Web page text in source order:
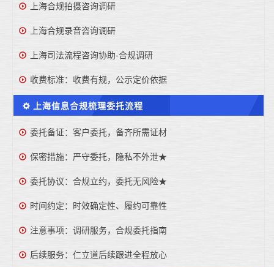
上海合规拍摄咨询调研
上海合规录音咨询调研
上海司法流程咨询协助-合规调研
收费标准：收费有规，公示定价依据
上海信息合规梳理委托流程
委托备证：客户委托，备齐所需证材
保密措施：严守委托，隐私不外泄★
委托协议：合规立约，委托无风险★
时间约定：时效确定性、履约可靠性
注意事项：调研服务，合规委托指南
后续服务：仁立道后续跟进全程放心